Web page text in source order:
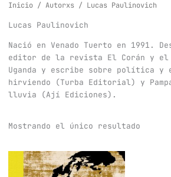
Inicio / Autorxs / Lucas Paulinovich
Lucas Paulinovich
Nació en Venado Tuerto en 1991.
editor de la revista El Corán y el
Uganda y escribe sobre política y
hirviendo (Turba Editorial) y
lluvia (Ají Ediciones).
Mostrando el único resultado